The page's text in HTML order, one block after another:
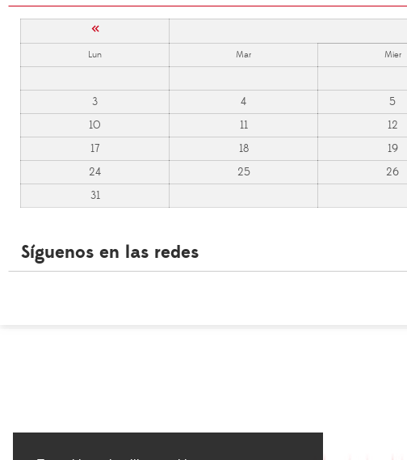
«
Lun Mar Mier
3
4 5
10
11 12
17
18 19
24
25 26
31
Síguenos en las redes